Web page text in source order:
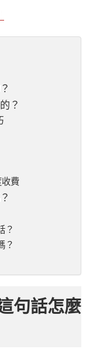
？
費
？
？
句話怎麼